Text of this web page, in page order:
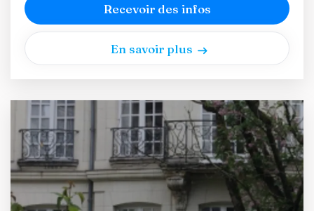
Recevoir des infos
En savoir plus